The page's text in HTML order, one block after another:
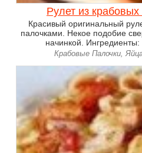
Рулет из
Красивый оригинальный
палочками. Некое подобие
начинкой. Ингредиенты:
Крабовые Палочки,